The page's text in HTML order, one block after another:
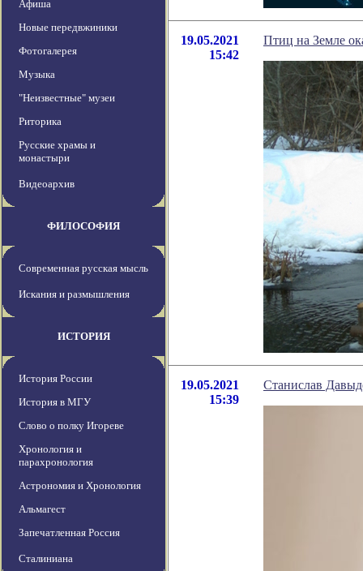
Афиша
Новые передвжиники
Фотогалерея
Музыка
"Неизвестные" музеи
Риторика
Русские храмы и
монастыри
Видеоархив
ФИЛОСОФИЯ
Современная русская мысль
Искания и размышления
ИСТОРИЯ
История России
История в МГУ
Слово о полку Игореве
Хронология и
парахронология
Астрономия и Хронология
Альмагест
Запечатленная Россия
Сталиниана
19.05.2021
15:42
Птиц на Земле
19.05.2021
15:39
Станислав